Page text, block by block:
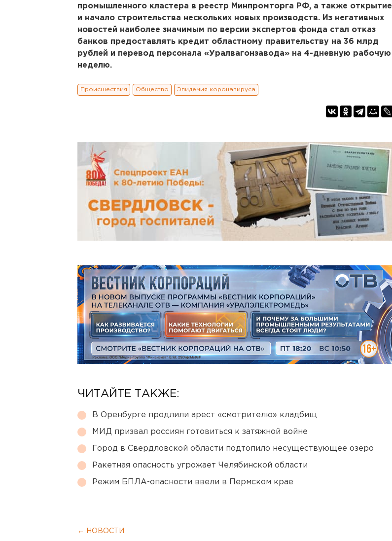
промышленного кластера в реестр Минпромторга РФ, а также открытие
и начало строительства нескольких новых производств. Из негативных
новостей наиболее значимым по версии экспертов фонда стал отказ
банков предоставлять кредит областному правительству на 36 млрд
рублей и перевод персонала «Уралвагонзавода» на 4-дневную рабочую
неделю.
Происшествия Общество Эпидемия коронавируса
ЧИТАЙТЕ ТАКЖЕ:
В Оренбурге продлили арест «смотрителю» кладбищ
МИД призвал россиян готовиться к затяжной войне
Город в Свердловской области подтопило несуществующее озеро
Ракетная опасность угрожает Челябинской области
Режим БПЛА-опасности ввели в Пермском крае
← НОВОСТИ